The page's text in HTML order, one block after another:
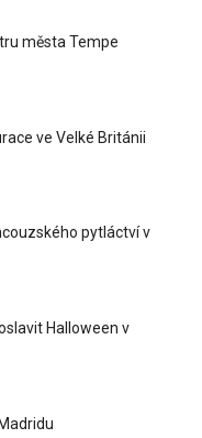
města Tempe
ve Velké Británii
pytláctví v
Halloween v